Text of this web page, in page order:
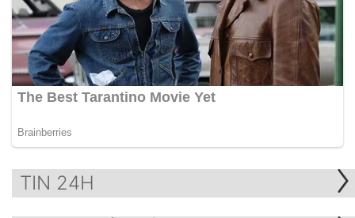
TIN 24H